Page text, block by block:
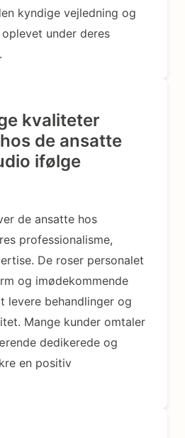
kyndige vejledning og
under deres
kvaliteter
de ansatte
ifølge
de ansatte hos
professionalisme,
De roser personalet
og imødekommende
levere behandlinger og
Mange kunder omtaler
dedikerede og
en positiv